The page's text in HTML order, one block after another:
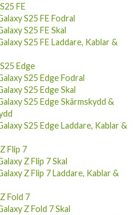
FE
S25 FE Fodral
S25 FE Skal
S25 FE Laddare, Kablar &
Edge
S25 Edge Fodral
S25 Edge Skal
S25 Edge Skärmskydd &
S25 Edge Laddare, Kablar &
Flip 7
Z Flip 7 Skal
Z Flip 7 Laddare, Kablar &
Fold 7
Z Fold 7 Skal